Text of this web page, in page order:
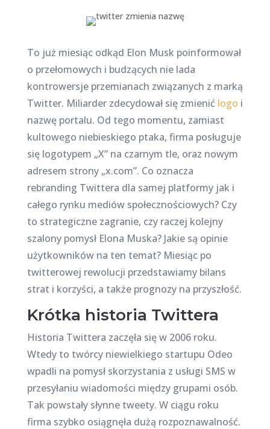
To już miesiąc odkąd Elon Musk poinformował
o przełomowych i budzących nie lada
kontrowersje przemianach związanych z marką
Twitter. Miliarder zdecydował się zmienić logo i
nazwę portalu. Od tego momentu, zamiast
kultowego niebieskiego ptaka, firma posługuje
się logotypem „X” na czarnym tle, oraz nowym
adresem strony „x.com”. Co oznacza
rebranding Twittera dla samej platformy jak i
całego rynku mediów społecznościowych? Czy
to strategiczne zagranie, czy raczej kolejny
szalony pomysł Elona Muska? Jakie są opinie
użytkowników na ten temat? Miesiąc po
twitterowej rewolucji przedstawiamy bilans
strat i korzyści, a także prognozy na przyszłość.
Krótka historia Twittera
Historia Twittera zaczęła się w 2006 roku.
Wtedy to twórcy niewielkiego startupu Odeo
wpadli na pomysł skorzystania z usługi SMS w
przesyłaniu wiadomości między grupami osób.
Tak powstały słynne tweety. W ciągu roku
firma szybko osiągnęła dużą rozpoznawalność.